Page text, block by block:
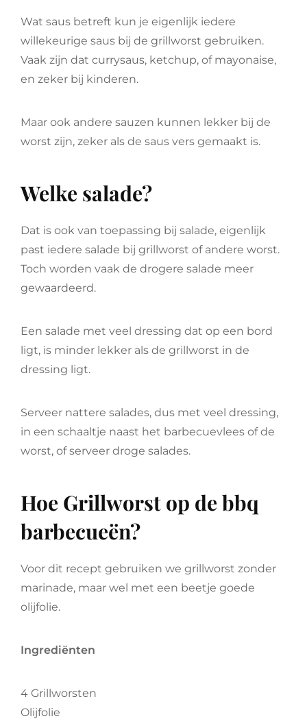
Wat saus betreft kun je eigenlijk iedere
willekeurige saus bij de grillworst gebruiken.
Vaak zijn dat currysaus, ketchup, of mayonaise,
en zeker bij kinderen.
Maar ook andere sauzen kunnen lekker bij de
worst zijn, zeker als de saus vers gemaakt is.
Welke salade?
Dat is ook van toepassing bij salade, eigenlijk
past iedere salade bij grillworst of andere worst.
Toch worden vaak de drogere salade meer
gewaardeerd.
Een salade met veel dressing dat op een bord
ligt, is minder lekker als de grillworst in de
dressing ligt.
Serveer nattere salades, dus met veel dressing,
in een schaaltje naast het barbecuevlees of de
worst, of serveer droge salades.
Hoe Grillworst op de bbq
barbecueën?
Voor dit recept gebruiken we grillworst zonder
marinade, maar wel met een beetje goede
olijfolie.
Ingrediënten
4 Grillworsten
Olijfolie